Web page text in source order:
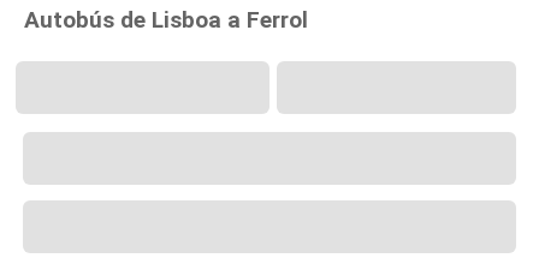
Autobús de Lisboa a Ferrol